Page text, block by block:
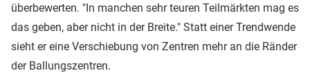
überbewerten. "In manchen sehr teuren Teilmärkten mag es
das geben, aber nicht in der Breite." Statt einer Trendwende
sieht er eine Verschiebung von Zentren mehr an die Ränder
der Ballungszentren.